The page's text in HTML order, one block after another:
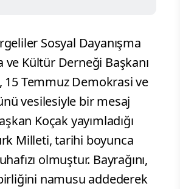
Sosyal Dayanışma
ve Kültür Derneği Başkanı
15 Temmuz Demokrasi ve
vesilesiyle bir mesaj
Koçak yayımladığı
Milleti, tarihi boyunca
olmuştur. Bayrağını,
namusu addederek